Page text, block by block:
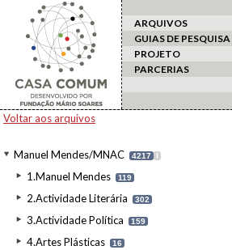
ARQUIVOS
GUIAS DE PESQUISA
PROJETO
PARCERIAS
Voltar aos arquivos
Manuel Mendes/MNAC 4217 I
1.Manuel Mendes 119
2.Actividade Literária 302
3.Actividade Política 159
4.Artes Plásticas 16